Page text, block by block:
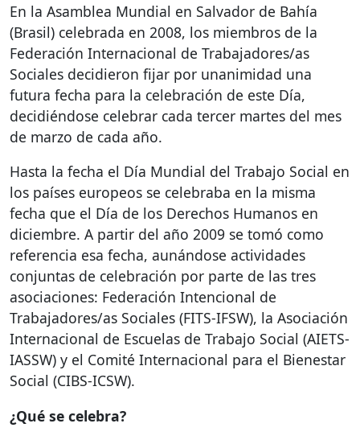
En la Asamblea Mundial en Salvador de Bahía
(Brasil) celebrada en 2008, los miembros de la
Federación Internacional de Trabajadores/as
Sociales decidieron fijar por unanimidad una
futura fecha para la celebración de este Día,
decidiéndose celebrar cada tercer martes del mes
de marzo de cada año.
Hasta la fecha el Día Mundial del Trabajo Social en
los países europeos se celebraba en la misma
fecha que el Día de los Derechos Humanos en
diciembre. A partir del año 2009 se tomó como
referencia esa fecha, aunándose actividades
conjuntas de celebración por parte de las tres
asociaciones: Federación Intencional de
Trabajadores/as Sociales (FITS-IFSW), la Asociación
Internacional de Escuelas de Trabajo Social (AIETS-
IASSW) y el Comité Internacional para el Bienestar
Social (CIBS-ICSW).
¿Qué se celebra?